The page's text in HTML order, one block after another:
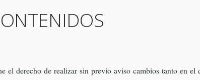
derecho de realizar sin previo aviso cambios tanto en